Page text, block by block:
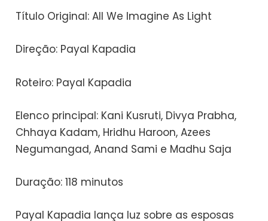
Título Original: All We Imagine As Light
Direção: Payal Kapadia
Roteiro: Payal Kapadia
Elenco principal: Kani Kusruti, Divya Prabha,
Chhaya Kadam, Hridhu Haroon, Azees
Negumangad, Anand Sami e Madhu Saja
Duração: 118 minutos
Payal Kapadia lança luz sobre as esposas